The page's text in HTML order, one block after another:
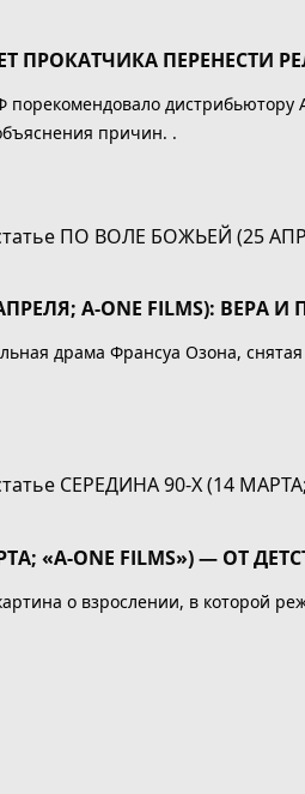
ПРОКАТЧИКА ПЕРЕНЕСТИ
порекомендовало
причин. .
A-ONE FILMS): ВЕРА
драма Франсуа Озона,
«A-ONE FILMS») — ОТ
о взрослении, в которой